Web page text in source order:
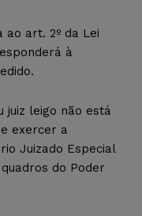
ao art. 2º da Lei
à
juiz leigo não está
exercer a
Juizado Especial
do Poder